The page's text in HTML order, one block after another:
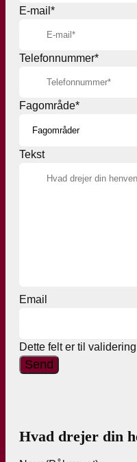
E-mail *
Telefonnummer*
Fagområde*
Tekst
Email
Dette felt er til
Hvad drejer din